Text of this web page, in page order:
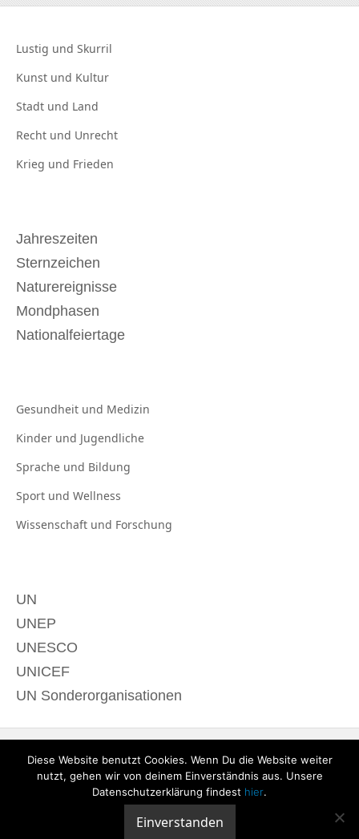
Lustig und Skurril
Kunst und Kultur
Stadt und Land
Recht und Unrecht
Krieg und Frieden
Jahreszeiten
Sternzeichen
Naturereignisse
Mondphasen
Nationalfeiertage
Gesundheit und Medizin
Kinder und Jugendliche
Sprache und Bildung
Sport und Wellness
Wissenschaft und Forschung
UN
UNEP
UNESCO
UNICEF
UN Sonderorganisationen
Diese Website benutzt Cookies. Wenn Du die Website weiter
nutzt, gehen wir von deinem Einverständnis aus. Unsere
Datenschutzerklärung findest hier.
Einverstanden